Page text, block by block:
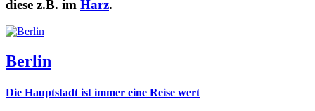
diese z.B. im Harz.
Berlin
Die Hauptstadt ist immer eine Reise wert